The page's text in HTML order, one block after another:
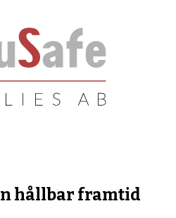
hållbar framtid